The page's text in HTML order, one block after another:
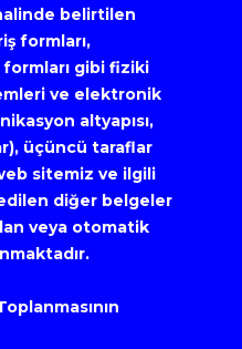
belirtilen
formları,
gibi fiziki
ve elektronik
altyapısı,
üçüncü taraflar
sitemiz ve ilgili
diğer belgeler
veya otomatik